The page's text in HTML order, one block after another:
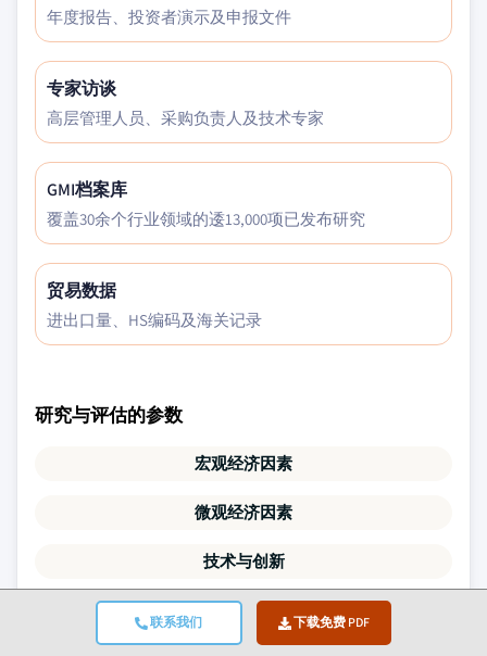
联系我们 下载免费 PDF
年度报告、投资者演示及申报文件
专家访谈
高层管理人员、采购负责人及技术专家
GMI档案库
覆盖30余个行业领域的逶13,000项已发布研究
贸易数据
进出口量、HS编码及海关记录
研究与评估的参数
宏观经济因素
微观经济因素
技术与创新
监管与政治环境